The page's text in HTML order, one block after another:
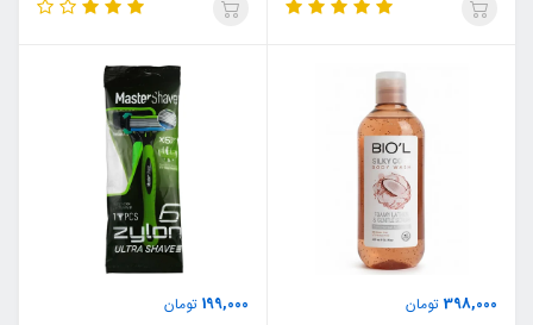
398,000 تومان
199,000 تومان